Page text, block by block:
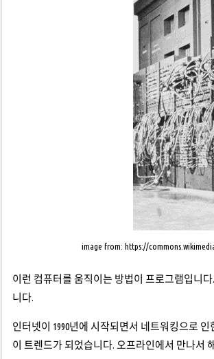
image from: https://
이런 컴퓨터를 움직이는 방법이 프로그램입니
니다.
인터넷이 1990년에 시작되면서 네트워킹으로
이 트렌드가 되었습니다. 오프라인에서 만나서